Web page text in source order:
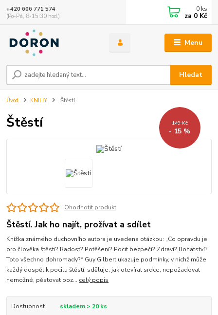
Menu
Hledat
+420 606 771 574
(Po-Pá, 8-15:30 hod.)
0 ks
za 0 Kč
Úvod KNIHY Štěstí
Štěstí 149 Kč
- 15 %
Ohodnotit produkt
Štěstí. Jak ho najít, prožívat a sdílet
Knížka známého duchovního autora je uvedena otázkou: „Co opravdu je
pro člověka štěstí? Radost? Potěšení? Pocit bezpečí? Zdraví? Bohatství?
Toto všechno dohromady?“ Guy Gilbert ukazuje podmínky, v nichž může
každý dospět k pocitu štěstí, sděluje, jak otevírat srdce, nepožadovat
nemožné, pěstovat poz... celý popis
Dostupnost skladem > 20 ks